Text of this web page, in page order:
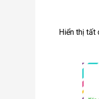
Hiển thị tất